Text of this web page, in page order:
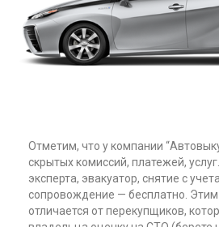
Отметим, что у компании
скрытых комиссий, платежей,
эксперта, эвакуатор, снятие с
сопровождение — бесплатно.
отличается от перекупщиков,